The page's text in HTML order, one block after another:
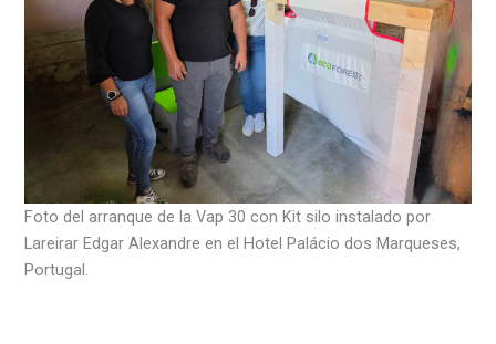
Foto del arranque de la Vap 30 con Kit silo instalado por
Lareirar Edgar Alexandre en el Hotel Palácio dos Marqueses,
Portugal.